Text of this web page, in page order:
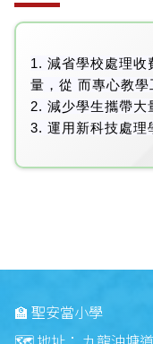
1. 減省學校處理收
量，從 而專心教學
2. 減少學生攜帶大
3. 運用新科技處理
🏫 聖安當小學